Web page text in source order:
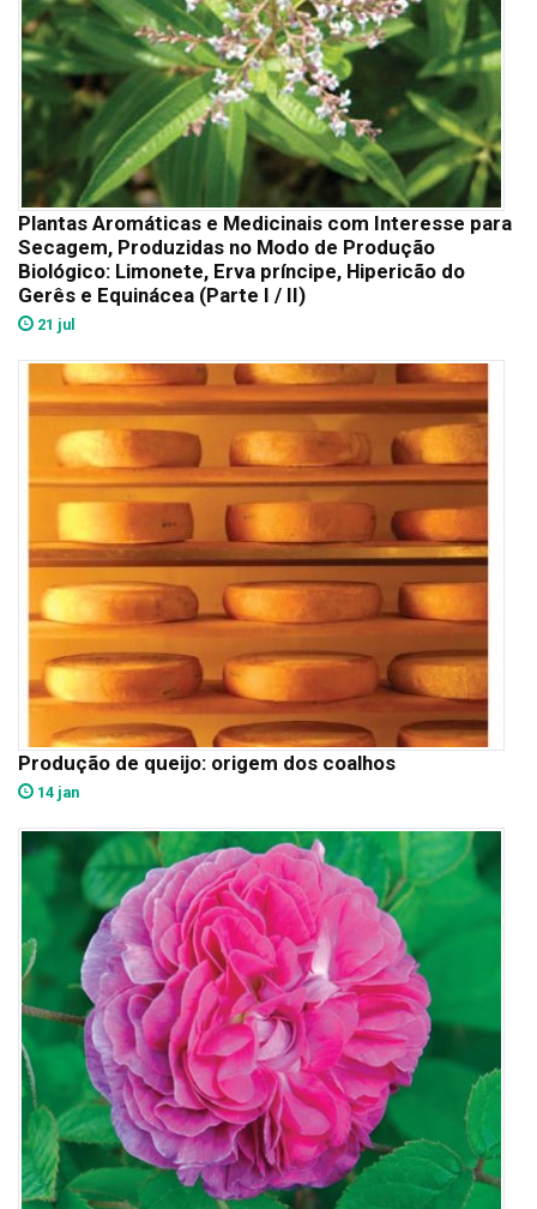
Plantas Aromáticas e Medicinais com Interesse para
Secagem, Produzidas no Modo de Produção
Biológico: Limonete, Erva príncipe, Hipericão do
Gerês e Equinácea (Parte I / II)
21 jul
Produção de queijo: origem dos coalhos
14 jan